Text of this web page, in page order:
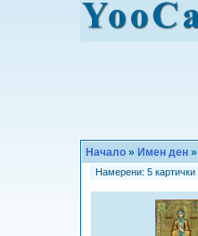
Начало » Имен ден
Намерени: 5